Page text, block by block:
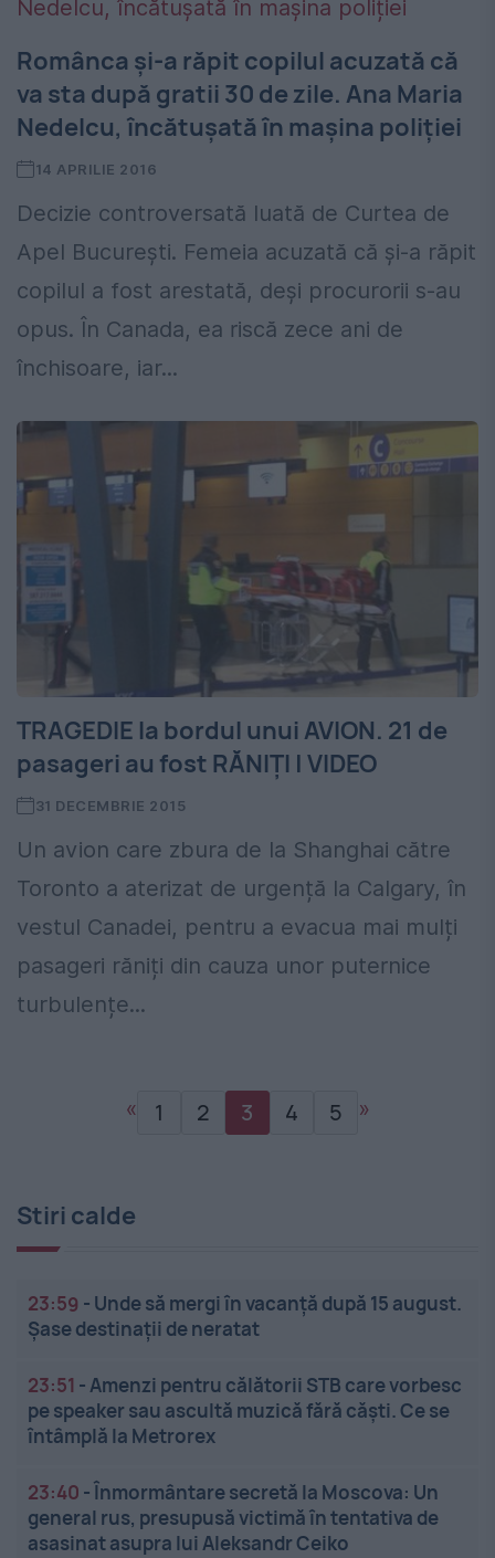
Românca şi-a răpit copilul acuzată că
va sta după gratii 30 de zile. Ana Maria
Nedelcu, încătușată în mașina poliției
14 APRILIE 2016
Decizie controversată luată de Curtea de
Apel București. Femeia acuzată că și-a răpit
copilul a fost arestată, deși procurorii s-au
opus. În Canada, ea riscă zece ani de
închisoare, iar...
TRAGEDIE la bordul unui AVION. 21 de
pasageri au fost RĂNIȚI | VIDEO
31 DECEMBRIE 2015
Un avion care zbura de la Shanghai către
Toronto a aterizat de urgență la Calgary, în
vestul Canadei, pentru a evacua mai mulți
pasageri răniți din cauza unor puternice
turbulențe...
« 1 2 3 4 5 »
Stiri calde
23:59 - Unde să mergi în vacanță după 15 august.
Șase destinații de neratat
23:51 -Amenzi pentru călătorii STB care vorbesc
pe speaker sau ascultă muzică fără căști. Ce se
întâmplă la Metrorex
23:40 -Înmormântare secretă la Moscova: Un
general rus, presupusă victimă în tentativa de
asasinat asupra lui Aleksandr Ceiko